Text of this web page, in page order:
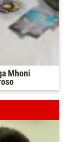
Mhoni